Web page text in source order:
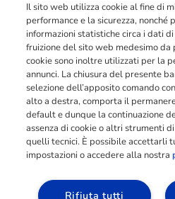
LEGGI
Punto di riferimento didimensione
professionale orientata al mercato del
raggiunti e formati all’anno tra
03211992123
Il sito web utilizza cookie al fine di
performance e la sicurezza, nonché
informazioni statistiche circa i dati
fruizione del sito web medesimo
cookie sono inoltre utilizzati per la
annunci. La chiusura del presente
selezione dell’apposito comando
alto a destra, comporta il
default e dunque la continuazione
assenza di cookie o altri strumenti
quelli tecnici. È possibile accettarli
impostazioni o accedere alla nostra
Rifiuta tutti